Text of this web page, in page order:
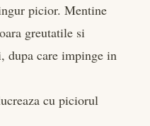
picior. Mentine
greutatile si
dupa care impinge in
cu piciorul